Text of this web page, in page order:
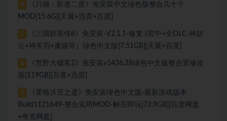
4
《只狼：影逝二度》免安装中文绿色版整合几十个
MOD[15.6G][天翼+迅雷+百度]
5
《三国群英传8》免安装-V2.1.1-修复-(官中+全DLC-神赵
云+神关羽+虞姬等）绿色中文版[7.51GB][天翼+百度]
6
《荒野大镖客2》免安装v1436.28绿色中文版整合置修改
器[119GB][百度+迅雷]
7
《霍格沃茨之遗》免安装绿色中文版-最新游戏版本
Build1121649-整合实用MOD-解压即玩[72.9GB][百度网盘
+夸克网盘]